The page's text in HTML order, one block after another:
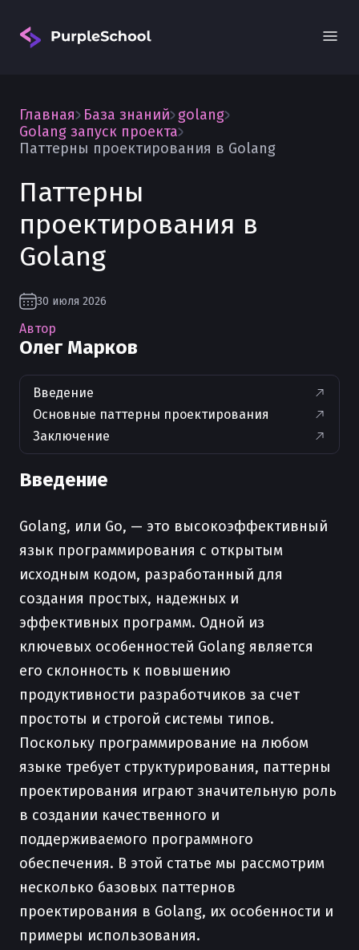
Главная База знаний golang
Golang запуск проекта
Паттерны проектирования в Golang
Паттерны
проектирования в
Golang
30 июля 2026
Автор
Олег Марков
Введение
Основные паттерны проектирования
Заключение
Введение
Golang, или Go, — это высокоэффективный
язык программирования с открытым
исходным кодом, разработанный для
создания простых, надежных и
эффективных программ. Одной из
ключевых особенностей Golang является
его склонность к повышению
продуктивности разработчиков за счет
простоты и строгой системы типов.
Поскольку программирование на любом
языке требует структурирования, паттерны
проектирования играют значительную роль
в создании качественного и
поддерживаемого программного
обеспечения. В этой статье мы рассмотрим
несколько базовых паттернов
проектирования в Golang, их особенности и
примеры использования.